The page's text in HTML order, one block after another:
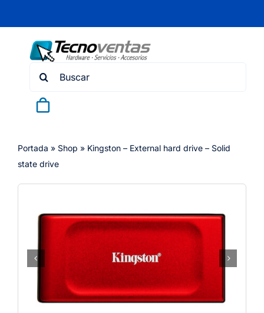
content
Search
Portada » Shop » Kingston – External hard drive – Solid
state drive